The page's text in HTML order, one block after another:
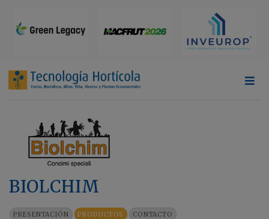
BIOLCHIM
PRESENTACIÓN PRODUCTOS CONTACTO